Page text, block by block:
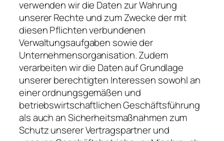
verwenden wir die Daten zur Wahrung
unserer Rechte und zum Zwecke der mit
diesen Pflichten verbundenen
Verwaltungsaufgaben sowie der
Unternehmensorganisation. Zudem
verarbeiten wir die Daten auf Grundlage
unserer berechtigten Interessen sowohl an
einer ordnungsgemäßen und
betriebswirtschaftlichen Geschäftsführung
als auch an Sicherheitsmaßnahmen zum
Schutz unserer Vertragspartner und